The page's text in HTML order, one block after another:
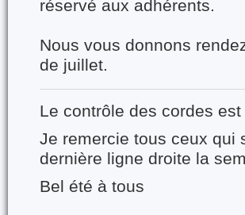
réservé aux adhérents.
Nous vous donnons
de juillet.
Le contrôle des cordes
Je remercie tous ceux qui
dernière ligne droite la
Bel été à tous